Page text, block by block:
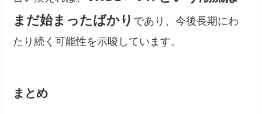
まだ始まったばかり であり、今後長期にわ
たり続く可能性を示唆しています。
まとめ